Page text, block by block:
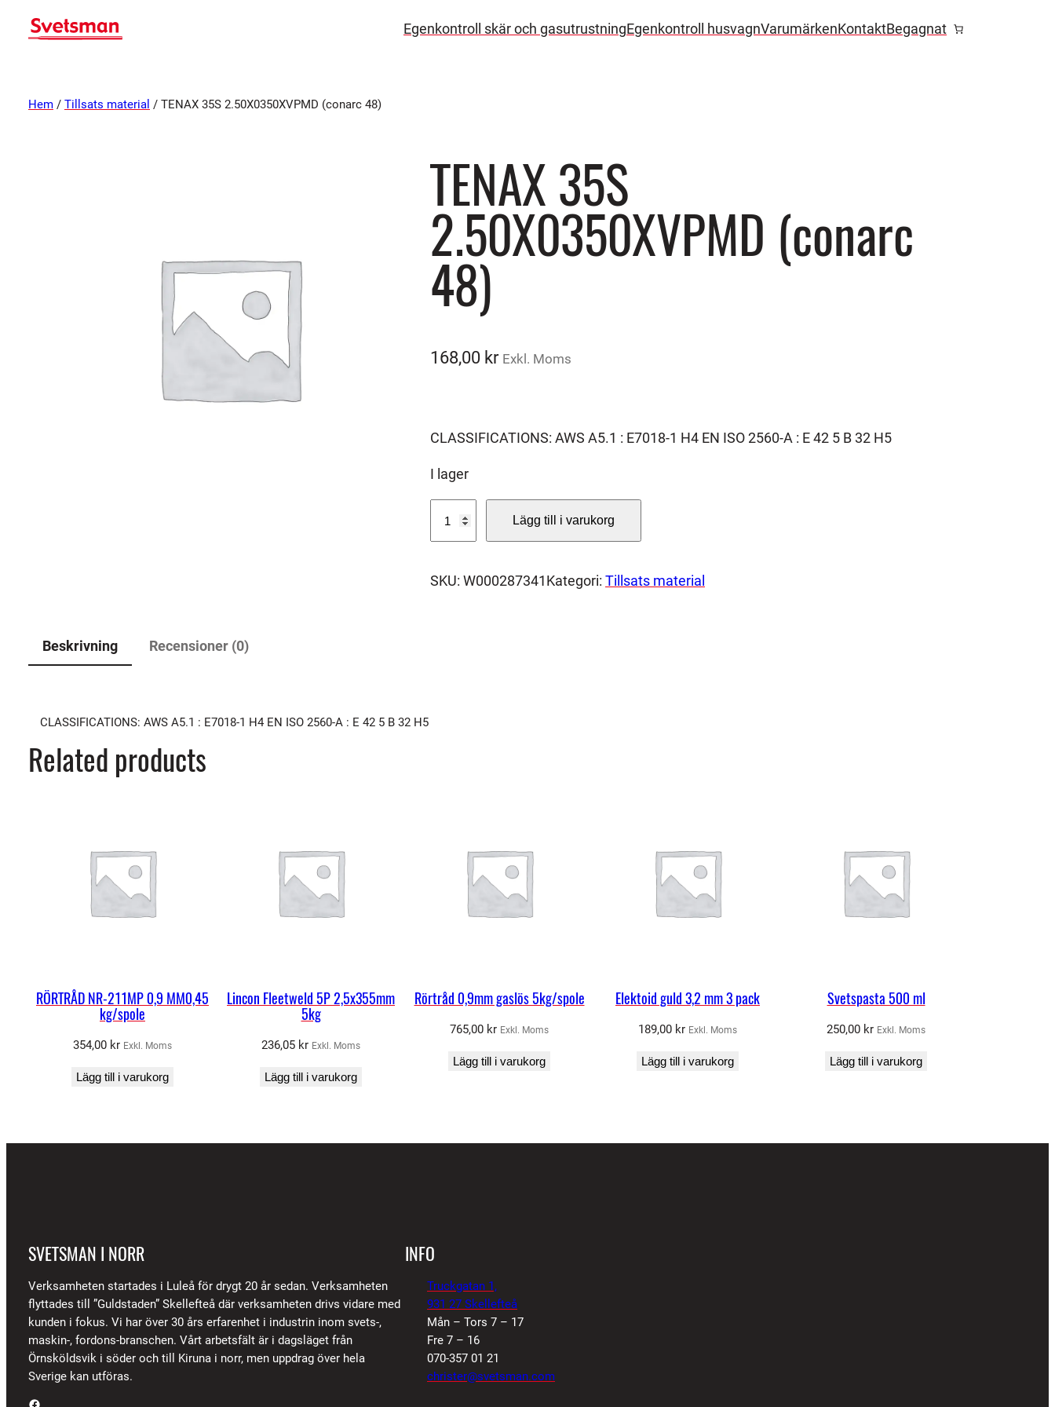
Egenkontroll skär och gasutrustningEgenkontroll husvagnVarumärkenKontaktBegagnat
Hem / Tillsats material / TENAX 35S 2.50X0350XVPMD (conarc 48)
TENAX 35S
2.50X0350XVPMD (conarc
48)
168,00 kr Exkl. Moms
CLASSIFICATIONS: AWS A5.1 : E7018-1 H4 EN ISO 2560-A : E 42 5 B 32 H5
I lager
A
(
4
n
g
d
Lägg till i varukorg
SKU: W000287341Kategori: Tillsats material
Beskrivning Recensioner (0)
CLASSIFICATIONS: AWS A5.1 : E7018-1 H4 EN ISO 2560-A : E 42 5 B 32 H5
Related products
RÖRTRÅD NR-211MP 0,9 MM0,45
kg/spole
354,00 kr Exkl. Moms
Lägg till i varukorg
Lincon Fleetweld 5P 2,5x355mm
5kg
236,05 kr Exkl. Moms
Lägg till i varukorg
Rörtråd 0,9mm gaslös 5kg/spole
765,00 kr Exkl. Moms
Lägg till i varukorg
Elektoid guld 3,2 mm 3 pack
189,00 kr Exkl. Moms
Lägg till i varukorg
Svetspasta 500 ml
250,00 kr Exkl. Moms
Lägg till i varukorg
SVETSMAN I NORR
Verksamheten startades i Luleå för drygt 20 år sedan. Verksamheten
flyttades till ”Guldstaden” Skellefteå där verksamheten drivs vidare med
kunden i fokus. Vi har över 30 års erfarenhet i industrin inom svets-,
maskin-, fordons-branschen. Vårt arbetsfält är i dagsläget från
Örnsköldsvik i söder och till Kiruna i norr, men uppdrag över hela
Sverige kan utföras.
Facebook
INFO
Truckgatan 1,
931 27 Skellefteå
Mån – Tors 7 – 17
Fre 7 – 16
070-357 01 21
christer@svetsman.com